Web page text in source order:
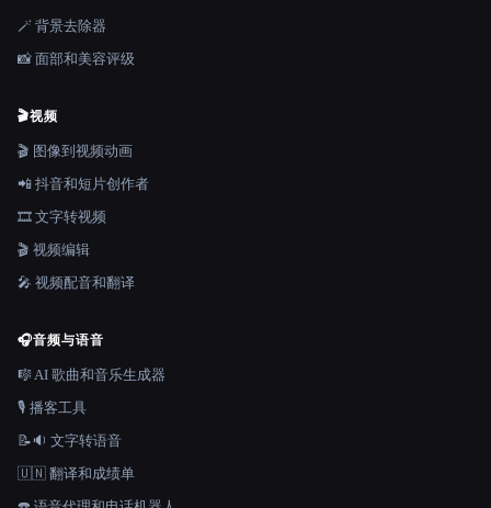
🪄 背景去除器
📸 面部和美容评级
🎬视频
🎬 图像到视频动画
📲 抖音和短片创作者
🎞️ 文字转视频
🎬 视频编辑
🎤 视频配音和翻译
🎧音频与语音
🎼 AI 歌曲和音乐生成器
🎙️ 播客工具
📝🔉 文字转语音
🇺🇳 翻译和成绩单